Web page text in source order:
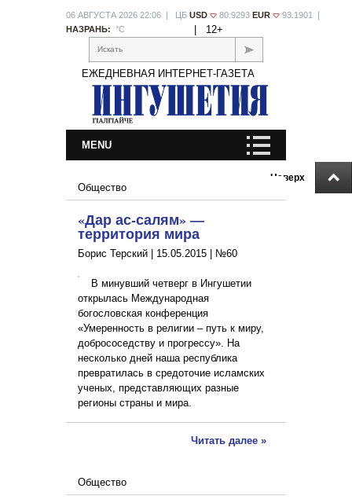
Наверх
06 АВГУСТА 2026 22:06 | ЦБ USD 80.9293 EUR
93.1901 |
НАЗРАНЬ: °С 12+
Искать
ЕЖЕДНЕВНАЯ ИНТЕРНЕТ-ГАЗЕТА
MENU
Общество
«Дар ас-салям» —
территория мира
Борис Терский | 15.05.2015 №60
В минувший четверг в Ингушетии
открылась Международная
богословская конференция
«Умеренность в религии – путь к миру,
добрососедству и прогрессу». На
несколько дней наша республика
превратилась в средоточие исламских
ученых, представляющих разные
регионы страны и мира.
Читать далее »
Общество